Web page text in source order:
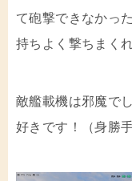
て砲撃できなかっ
持ちよく撃ちまく
敵艦載機は邪魔で
好きです！（身勝手